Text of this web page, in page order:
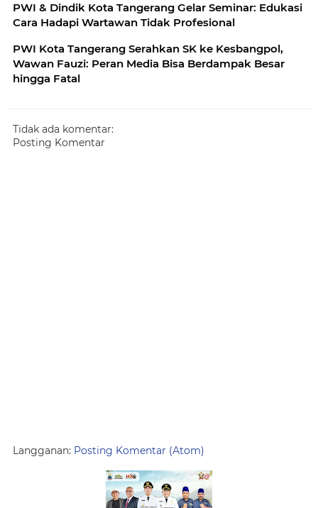
PWI & Dindik Kota Tangerang Gelar Seminar: Edukasi
Cara Hadapi Wartawan Tidak Profesional
PWI Kota Tangerang Serahkan SK ke Kesbangpol,
Wawan Fauzi: Peran Media Bisa Berdampak Besar
hingga Fatal
Tidak ada komentar:
Posting Komentar
Langganan: Posting Komentar (Atom)